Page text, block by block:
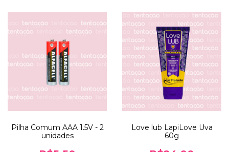
Pilha Comum AAA 1.5V - 2
unidades
Love lub LapiLove Uva
60g